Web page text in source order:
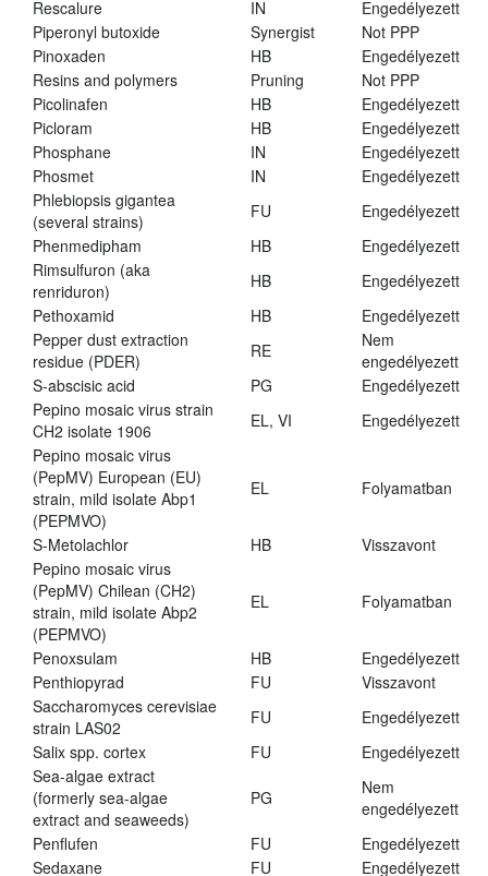
Rescalure
IN
Engedélyezett
Piperonyl butoxide
Synergist
Not PPP
Pinoxaden
HB
Engedélyezett
Resins and polymers
Pruning
Not PPP
Picolinafen
HB
Engedélyezett
Picloram
HB
Engedélyezett
Phosphane
IN
Engedélyezett
Phosmet
IN
Engedélyezett
Phlebiopsis gigantea
(several strains)
FU
Engedélyezett
Phenmedipham
HB
Engedélyezett
Rimsulfuron (aka
renriduron)
HB
Engedélyezett
Pethoxamid
HB
Engedélyezett
Pepper dust extraction
residue (PDER)
RE
Nem
engedélyezett
S-abscisic acid
PG
Engedélyezett
Pepino mosaic virus strain
CH2 isolate 1906
EL, VI
Engedélyezett
Pepino mosaic virus
(PepMV) European (EU)
strain, mild isolate Abp1
(PEPMVO)
EL Folyamatban
S-Metolachlor HB
Visszavont
Pepino mosaic virus
(PepMV) Chilean (CH2)
strain, mild isolate Abp2
(PEPMVO)
EL Folyamatban
Penoxsulam HB
Engedélyezett
Penthiopyrad
FU
Visszavont
Saccharomyces cerevisiae
strain LAS02
FU
Engedélyezett
Salix spp. cortex
FU
Engedélyezett
Sea-algae extract
(formerly sea-algae
extract and seaweeds)
PG
Nem
engedélyezett
Penflufen
FU
Engedélyezett
Sedaxane
FU
Engedélyezett